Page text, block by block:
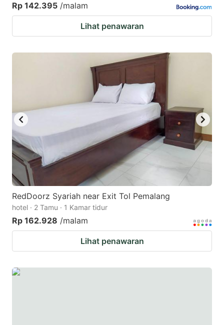
Rp 142.395 /malam
Lihat penawaran
RedDoorz Syariah near Exit Tol Pemalang
hotel · 2 Tamu · 1 Kamar tidur
Rp 162.928 /malam
Lihat penawaran